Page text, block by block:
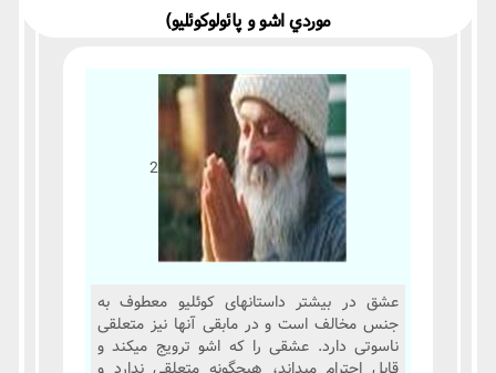
موردي اشو و پائولوکوئليو)
2
عشق در بیشتر داستان های کوئلیو معطوف به
جنس مخالف است و در مابقی آنها نیز متعلقی
ناسوتی دارد. عشقی را که اشو ترویج می کند و